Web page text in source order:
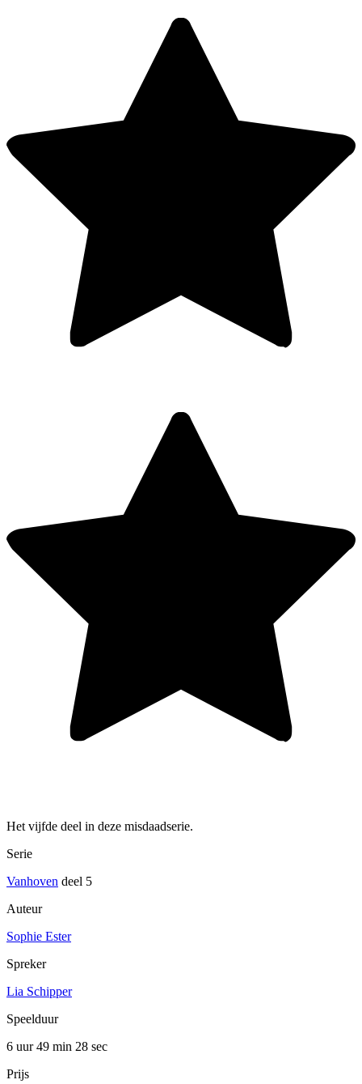
Het vijfde deel in deze misdaadserie.
Serie
Vanhoven deel 5
Auteur
Sophie Ester
Spreker
Lia Schipper
Speelduur
6 uur 49 min 28 sec
Prijs